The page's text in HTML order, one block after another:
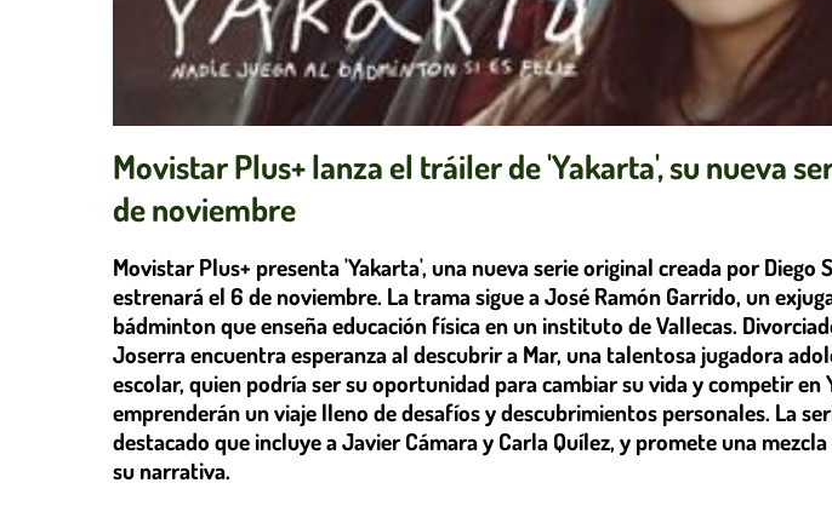
Movistar Plus+ lanza el tráiler de 'Yakarta', su nueva
de noviembre
Movistar Plus+ presenta 'Yakarta', una nueva serie original creada por Diego
estrenará el 6 de noviembre. La trama sigue a José Ramón Garrido, un
bádminton que enseña educación física en un instituto de Vallecas.
Joserra encuentra esperanza al descubrir a Mar, una talentosa jugadora
escolar, quien podría ser su oportunidad para cambiar su vida y competir en
emprenderán un viaje lleno de desafíos y descubrimientos personales. La
destacado que incluye a Javier Cámara y Carla Quílez, y promete una
su narrativa.